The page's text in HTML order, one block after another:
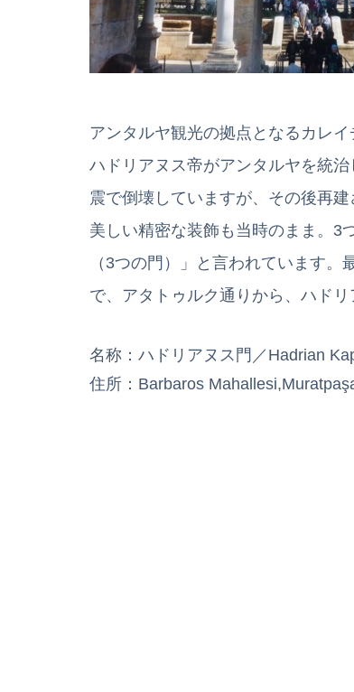
アンタルヤ観光の拠点となるカレ
ハドリアヌス帝がアンタルヤを統
震で倒壊していますが、その後再
美しい精密な装飾も当時のまま。3
（3つの門）」と言われています
で、アタトゥルク通りから、ハド
名称：ハドリアヌス門／Hadrian
住所：Barbaros